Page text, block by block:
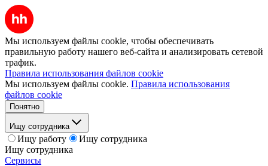
Мы используем файлы cookie, чтобы обеспечивать
правильную работу нашего веб-сайта и анализировать сетевой
трафик.
Правила использования файлов cookie
Мы используем файлы cookie. Правила использования
файлов cookie
Понятно
Ищу сотрудника
Ищу работу
Ищу сотрудника
Ищу сотрудника
Сервисы